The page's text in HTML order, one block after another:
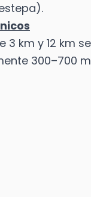
3 km y 12 km
300–700 m